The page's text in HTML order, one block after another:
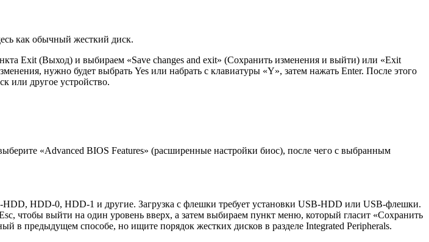
как обычный жесткий диск.
Exit (Выход) и выбираем «Save changes and exit» (Сохранить изменения и выйти) или «Exit
нужно будет выбрать Yes или набрать с клавиатуры «Y», затем нажать Enter. После этого
или другое устройство.
«Advanced BIOS Features» (расширенные настройки биос), после чего с выбранным
HDD-0, HDD-1 и другие. Загрузка с флешки требует установки USB-HDD или USB-флешки.
чтобы выйти на один уровень вверх, а затем выбираем пункт меню, который гласит «Сохранить
в предыдущем способе, но ищите порядок жестких дисков в разделе Integrated Peripherals.